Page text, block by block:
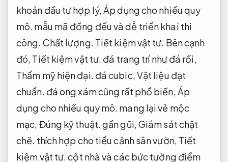
khoản đầu tư hợp lý,Áp dụng cho nhiều quy
mô. mẫu mã đồng đều và dễ triển khai thi
công. Chất lượng. Tiết kiệm vật tư. Bên cạnh
đó, Tiết kiệm vật tư. đá trang trí như đá rối,
Thẩm mỹ hiện đại. đá cubic,Vật liệu đạt
chuẩn. đá ong xám cũng rất phổ biến,Áp
dụng cho nhiều quy mô. mang lại vẻ mộc
mạc, Đúng kỹ thuật.gần gũi,Giám sát chặt
chẽ. thích hợp cho tiểu cảnh sân vườn, Tiết
kiệm vật tư.cột nhà và các bức tường điểm